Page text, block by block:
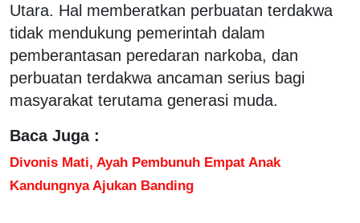
Utara. Hal memberatkan perbuatan terdakwa
tidak mendukung pemerintah dalam
pemberantasan peredaran narkoba, dan
perbuatan terdakwa ancaman serius bagi
masyarakat terutama generasi muda.
Baca Juga :
Divonis Mati, Ayah Pembunuh Empat Anak
Kandungnya Ajukan Banding